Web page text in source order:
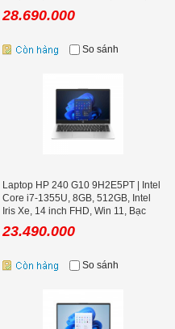
Bạc
28.690.000
So sánh
Laptop HP 240 G10 9H2E5PT | Intel
Core i7-1355U, 8GB, 512GB, Intel
Iris Xe, 14 inch FHD, Win 11, Bạc
23.490.000
So sánh